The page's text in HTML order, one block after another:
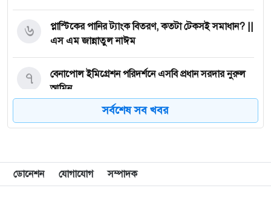
প্লাস্টিকের পানির ট্যাংক বিতরণ, কতটা টেকসই সমাধান? ||
এস এম জান্নাতুল নাঈম
৬
বেনাপোল ইমিগ্রেশন পরিদর্শনে এসবি প্রধান সরদার নুরুল
আমিন
৭
ঈশ্বরীপুরে ৫০ হাজার দেশীয় বীজ রোপণ
৮
গ্রাম্য চিকিৎসকের চেম্বারে পাইলসের অপারেশনের প্রস্তুতি,
ইনজেকশনের পর রোগীর মৃত্যু
৯
সর্বশেষ সব খবর
ডোনেশন যোগাযোগ সম্পাদক